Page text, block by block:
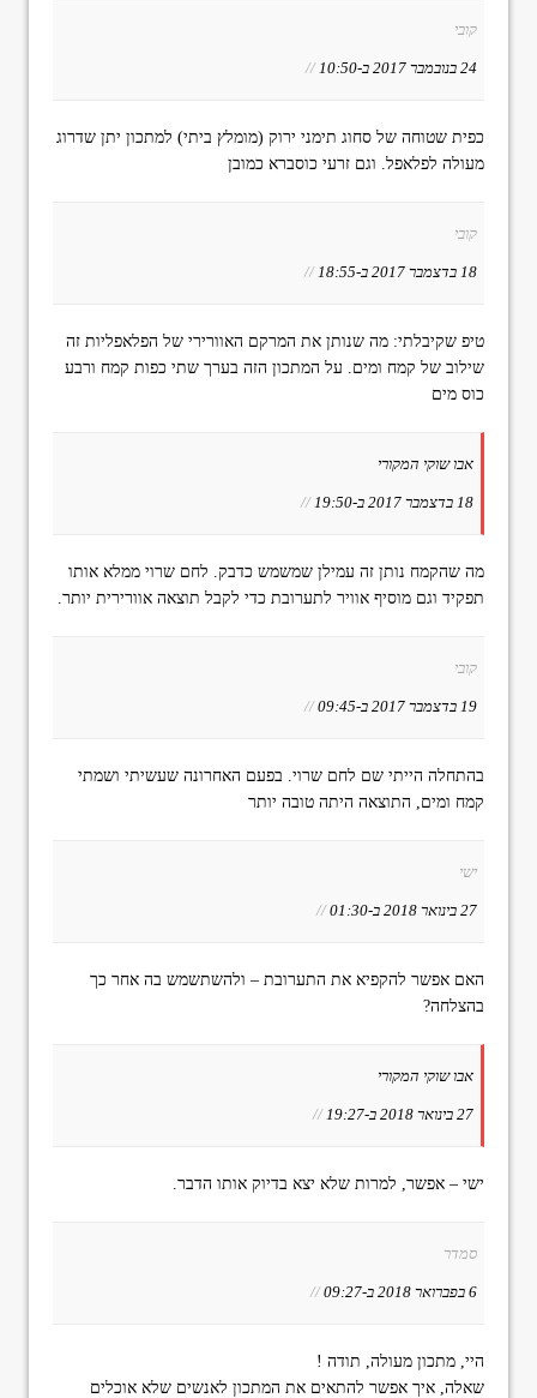
קובי
24 בנובמבר 2017 ב-10:50 //
כפית שטוחה של סחוג תימני ירוק (מומלץ ביתי) למתכון יתן שדרוג
מעולה לפלאפל. וגם זרעי כוסברא כמובן
קובי
18 בדצמבר 2017 ב-18:55 //
טיפ שקיבלתי: מה שנותן את המרקם האוורירי של הפלאפליות זה
שילוב של קמח ומים. על המתכון הזה בערך שתי כפות קמח ורבע
כוס מים
אבו שוקי המקורי
18 בדצמבר 2017 ב-19:50 //
מה שהקמח נותן זה עמילן שמשמש כדבק. לחם שרוי ממלא אותו
תפקיד וגם מוסיף אוויר לתערובת כדי לקבל תוצאה אוורירית יותר.
קובי
19 בדצמבר 2017 ב-09:45 //
בהתחלה הייתי שם לחם שרוי. בפעם האחרונה שעשיתי ושמתי
קמח ומים, התוצאה היתה טובה יותר
ישי
27 בינואר 2018 ב-01:30 //
האם אפשר להקפיא את התערובת – ולהשתשמש בה אחר כך
בהצלחה?
אבו שוקי המקורי
27 בינואר 2018 ב-19:27 //
ישי – אפשר, למרות שלא יצא בדיוק אותו הדבר.
סמדר
6 בפברואר 2018 ב-09:27 //
היי, מתכון מעולה, תודה !
שאלה, איך אפשר להתאים את המתכון לאנשים שלא אוכלים